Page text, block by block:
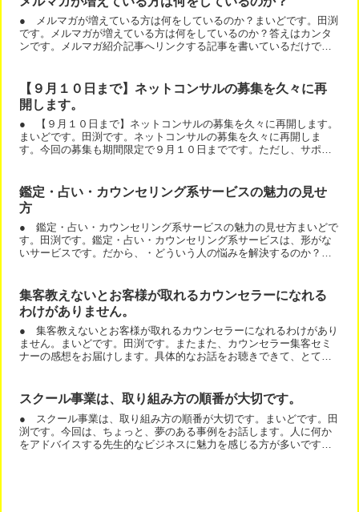
● メルマガが増えている方は何をしているのか？まいどです。田渕
です。メルマガが増えている方は何をしているのか？答えはカンタ
ンです。メルマガ紹介記事へリンクする記事を書いているだけで
【９月１０日まで】ネットコンサルの募集を久々に再
開します。
● 【９月１０日まで】ネットコンサルの募集を久々に再開します。
まいどです。田渕です。ネットコンサルの募集を久々に再開しま
す。今回の募集も期間限定で９月１０日までです。ただし、サポー
鑑定・占い・カウンセリング系サービスの魅力の見せ
方
● 鑑定・占い・カウンセリング系サービスの魅力の見せ方まいどで
す。田渕です。鑑定・占い・カウンセリング系サービスは、形がな
いサービスです。だから、・どういう人の悩みを解決するのか？・
集客教えないとお客様が取れるカウンセラーになれる
わけがありません。
● 集客教えないとお客様が取れるカウンセラーになれるわけがあり
ません。まいどです。田渕です。またまた、カウンセラー集客セミ
ナーの感想をお届けします。具体的なお話をお聴きできて、とても
スクール事業は、取り組み方の順番が大切です。
● スクール事業は、取り組み方の順番が大切です。まいどです。田
渕です。今回は、ちょっと、夢のある事例をお話します。人に何か
をアドバイスする先生的なビジネスに魅力を感じる方が多いです